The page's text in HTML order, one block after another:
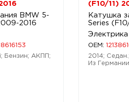
BMW 5-
2016
8616153
Бензин; АКПП;
(F10/11)
Катушка
Series
Электрика
OEM:
2014;
Из Германии.